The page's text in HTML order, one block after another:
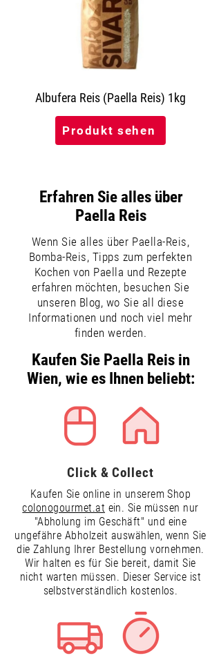
Albufera Reis (Paella Reis) 1kg
Produkt sehen
Erfahren Sie alles über
Paella Reis
Wenn Sie alles über Paella-Reis,
Bomba-Reis, Tipps zum perfekten
Kochen von Paella und Rezepte
erfahren möchten, besuchen Sie
unseren Blog, wo Sie all diese
Informationen und noch viel mehr
finden werden.
Kaufen Sie Paella Reis in
Wien, wie es Ihnen beliebt:
Click & Collect
Kaufen Sie online in unserem Shop
colonogourmet.at ein. Sie müssen nur
"Abholung im Geschäft" und eine
ungefähre Abholzeit auswählen, wenn Sie
die Zahlung Ihrer Bestellung vornehmen.
Wir halten es für Sie bereit, damit Sie
nicht warten müssen. Dieser Service ist
selbstverständlich kostenlos.